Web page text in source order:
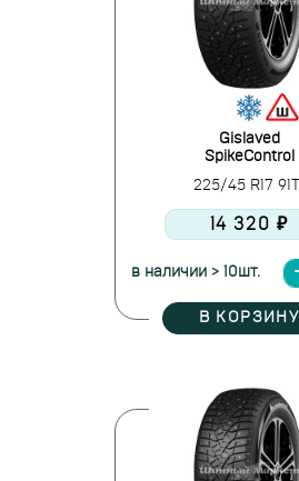
Gislaved
SpikeControl
225/45 R17 91T
14 320 ₽
в наличии > 10шт.
В КОРЗИНУ